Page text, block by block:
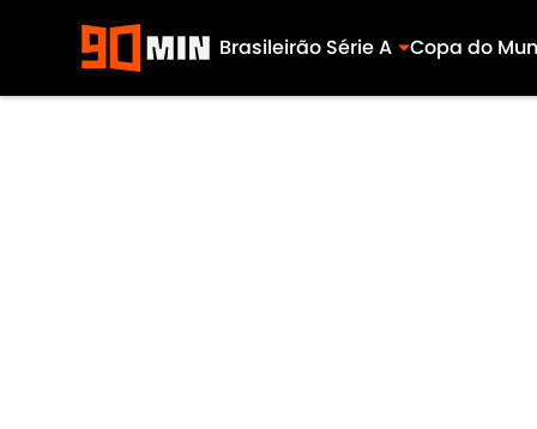
Brasileirão Série A Copa do